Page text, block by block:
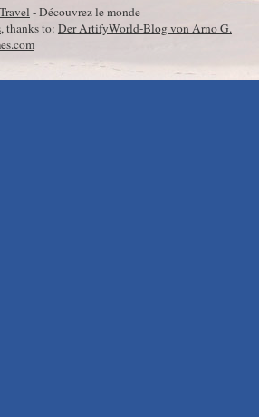
- Découvrez le monde
, thanks to: Der ArtifyWorld-Blog von Arno G.